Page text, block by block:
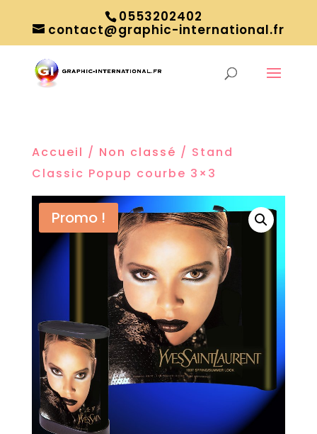
0553202402
contact@graphic-international.fr
Accueil / Non classé / Stand
Classic Popup courbe 3×3
Promo !